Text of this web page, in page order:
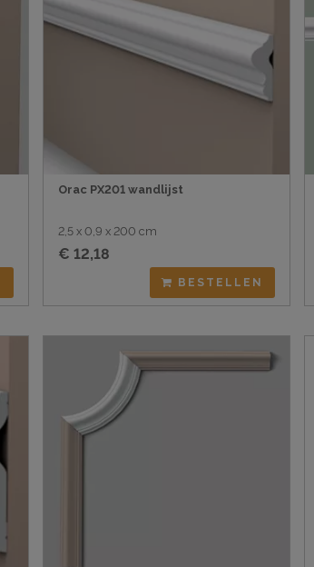
Orac PX201 wandlijst
2,5 x 0,9 x 200 cm
€ 12,18
BESTELLEN